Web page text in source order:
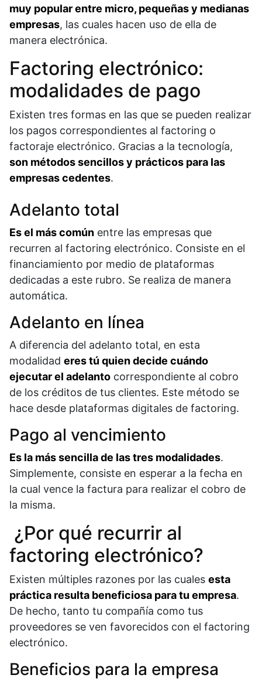
muy popular entre micro, pequeñas y medianas
empresas, las cuales hacen uso de ella de
manera electrónica.
Factoring electrónico:
modalidades de pago
Existen tres formas en las que se pueden realizar
los pagos correspondientes al factoring o
factoraje electrónico. Gracias a la tecnología,
son métodos sencillos y prácticos para las
empresas cedentes.
Adelanto total
Es el más común entre las empresas que
recurren al factoring electrónico. Consiste en el
financiamiento por medio de plataformas
dedicadas a este rubro. Se realiza de manera
automática.
Adelanto en línea
A diferencia del adelanto total, en esta
modalidad eres tú quien decide cuándo
ejecutar el adelanto correspondiente al cobro
de los créditos de tus clientes. Este método se
hace desde plataformas digitales de factoring.
Pago al vencimiento
Es la más sencilla de las tres modalidades.
Simplemente, consiste en esperar a la fecha en
la cual vence la factura para realizar el cobro de
la misma.
¿Por qué recurrir al
factoring electrónico?
Existen múltiples razones por las cuales esta
práctica resulta beneficiosa para tu empresa.
De hecho, tanto tu compañía como tus
proveedores se ven favorecidos con el factoring
electrónico.
Beneficios para la empresa